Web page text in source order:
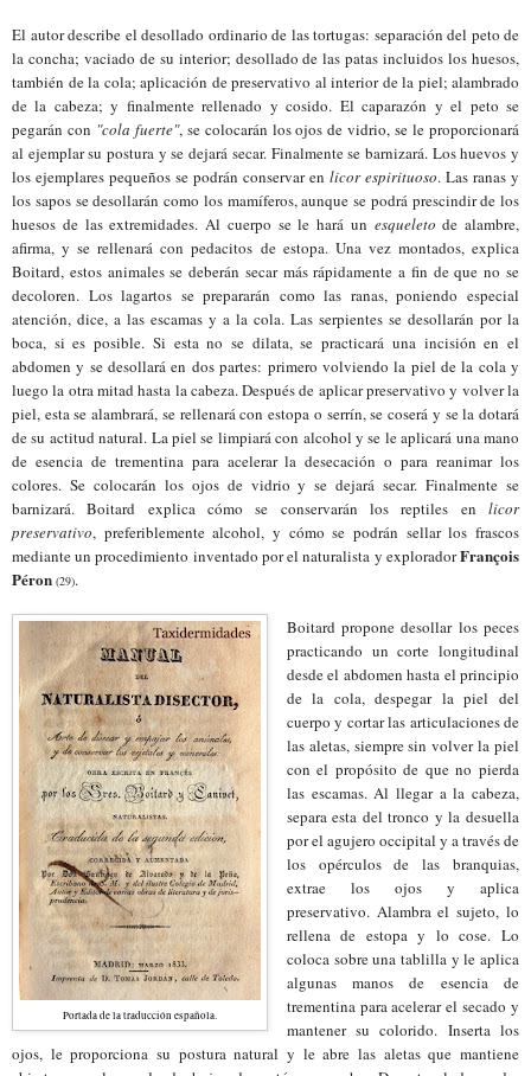
El autor describe el desollado ordinario de las tortugas: separación del peto de
la concha; vaciado de su interior; desollado de las patas incluidos los huesos,
también de la cola; aplicación de preservativo al interior de la piel; alambrado
de la cabeza; y finalmente rellenado y cosido. El caparazón y el peto se
pegarán con "cola fuerte", se colocarán los ojos devidrio, se le proporcionará
al ejemplar su postura y se dejará secar. Finalmente se barnizará. Los huevos y
los ejemplares pequeños se podrán conservar en licor espirituoso. Las ranas y
los sapos se desollarán como los mamíferos, aunque se podrá prescindir de los
huesos de las extremidades. Al cuerpo se le hará un esqueleto de alambre,
afirma, y se rellenará con pedacitos de estopa. Una vez montados, explica
Boitard, estos animales se deberán secar más rápidamente a fin de que no se
decoloren. Los lagartos se prepararán como las ranas, poniendo especial
atención, dice, a las escamas y a la cola. Las serpientes se desollarán por la
boca, si es posible. Si esta no se dilata, se practicará una incisión en el
abdomen y se desollará en dos partes: primero volviendo la piel de la cola y
luego la otra mitad hasta la cabeza. Después de aplicar preservativo y volver la
piel, esta se alambrará, se rellenará con estopa o serrín, se coserá y se la dotará
de su actitud natural. La piel se limpiará con alcohol y se le aplicará una mano
de esencia de trementina para acelerar la desecación o para reanimar los
colores. Se colocarán los ojos de vidrio y se dejará secar. Finalmente se
barnizará. Boitard explica cómo se conservarán los reptiles en licor
preservativo, preferiblemente alcohol, y cómo se podrán sellar los frascos
mediante un procedimiento inventado por el naturalista y exploradorFrançois
Péron (29).
Portada de la traducción española.
Boitard propone desollar los peces
practicando un corte longitudinal
desde el abdomen hasta el principio
de la cola, despegar la piel del
cuerpo y cortar las articulaciones de
las aletas, siempre sin volver la piel
con el propósito de que no pierda
las escamas. Al llegar a la cabeza,
separa esta del tronco y la desuella
por el agujero occipital y a través de
los opérculos de las branquias,
extrae los ojos y aplica
preservativo. Alambra el sujeto, lo
rellena de estopa y lo cose. Lo
coloca sobre una tablilla y le aplica
algunas manos de esencia de
trementina para acelerar el secado y
mantenersu colorido. Inserta los
ojos, le proporciona su postura natural y le abre las aletas que mantiene